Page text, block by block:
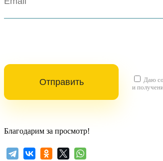
Даю
и
Благодарим за просмотр!